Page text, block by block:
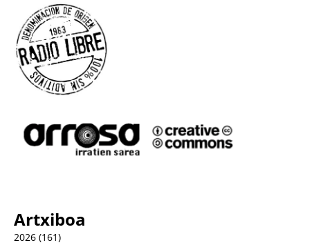
Artxiboa
2026 (161)